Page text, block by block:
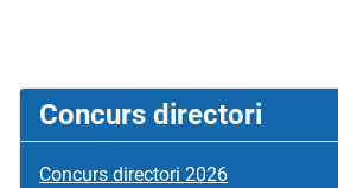
Concurs directori
Concurs directori 2026